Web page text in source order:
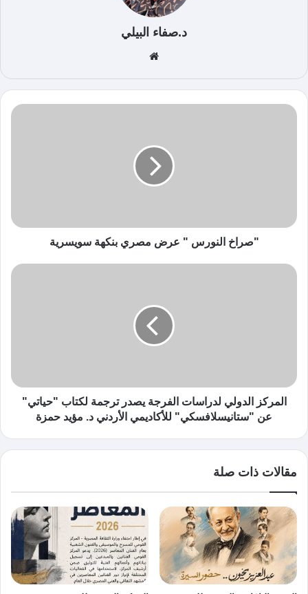
د.صفاء البيلي
الوي
ب
"صراخ النورس " عرض مصري بنكهة سويسرية
المركز الدولي لدراسات الفرجة يصدر ترجمة لكتاب "حياتي"
عن "ستانيسلافسكي" للأكاديمي الأردني د. مؤيد حمزة
مقالات ذات صلة